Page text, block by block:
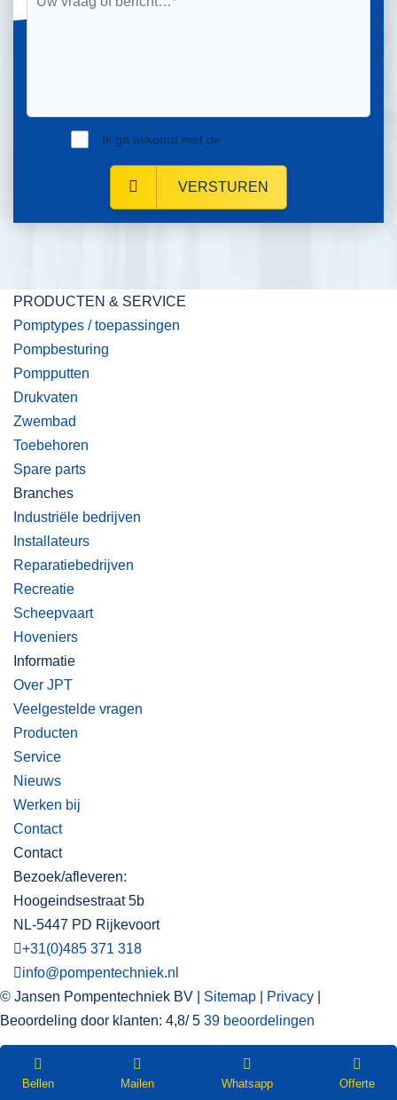
Ik ga akkoord met de
VERSTUREN
PRODUCTEN & SERVICE
Pomptypes / toepassingen
Pompbesturing
Pompputten
Drukvaten
Zwembad
Toebehoren
Spare parts
Branches
Industriële bedrijven
Installateurs
Reparatiebedrijven
Recreatie
Scheepvaart
Hoveniers
Informatie
Over JPT
Veelgestelde vragen
Producten
Service
Nieuws
Werken bij
Contact
Contact
Bezoek/afleveren:
Hoogeindsestraat 5b
NL-5447 PD Rijkevoort
+31(0)485 371 318
info@pompentechniek.nl
© Jansen Pompentechniek BV | Sitemap Privacy
Beoordeling door klanten: 4,8/5 39 beoordelingen
WEBSHOP Nieuwsbrief
Bellen Mailen Whatsapp Offerte